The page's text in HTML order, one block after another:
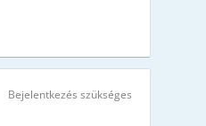
Bejelentkezés szükséges